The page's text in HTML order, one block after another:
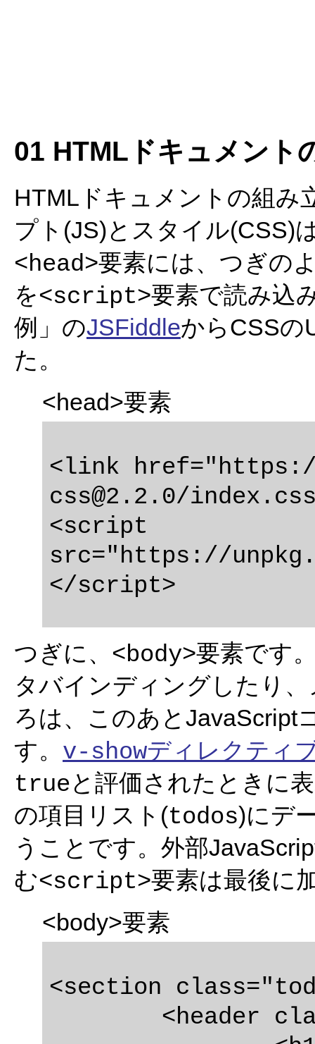
01 HTMLドキュメント
HTMLドキュメントの組み
プト(JS)とスタイル(CSS)
<head>要素には、つぎの
を<script>要素で読み込
例」のJSFiddleからCSSの
た。
<head>要素
<link
css@2.2.0/
<script
src="https://
つぎに、 <body>要素です
タバインディングしたり
ろは、このあとJavaScript
す。 v-showディレクティ
trueと評価されたときに
の項目リスト(todos)にデ
うことです。外部
む<script>要素は最後に
<body>要素
<section